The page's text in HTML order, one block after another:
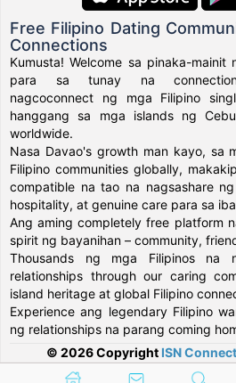
Free Filipino Dating
Connections
Kumusta! Welcome sa pinaka-mainit
para sa tunay na
nagcoconnect ng mga Filipino
hanggang sa mga islands ng
worldwide.
Nasa Davao's growth man kayo, sa
Filipino communities globally,
compatible na tao na nagsashare
hospitality, at genuine care para sa
Ang aming completely free platform
spirit ng bayanihan – community,
Thousands ng mga Filipinos na
relationships through our caring
island heritage at global Filipino
Experience ang legendary Filipino
ng relationships na parang coming
© 2026 Copyright ISN Connect